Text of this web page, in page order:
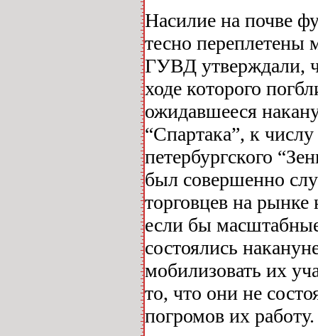
Насилие на почве
тесно переплетены
ГУВД утверждали,
ходе которого
ожидавшееся
“Спартака”, к
петербургского
был совершенно
торговцев на рынке
если бы
состоялись
мобилизовать их
то, что они не
погромов их работу.